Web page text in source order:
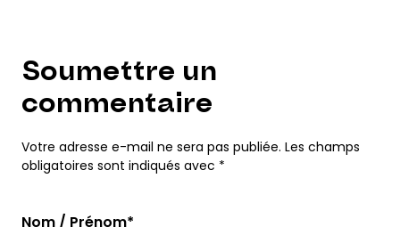
Soumettre un
commentaire
Votre adresse e-mail ne sera pas publiée. Les champs
obligatoires sont indiqués avec *
Nom / Prénom*